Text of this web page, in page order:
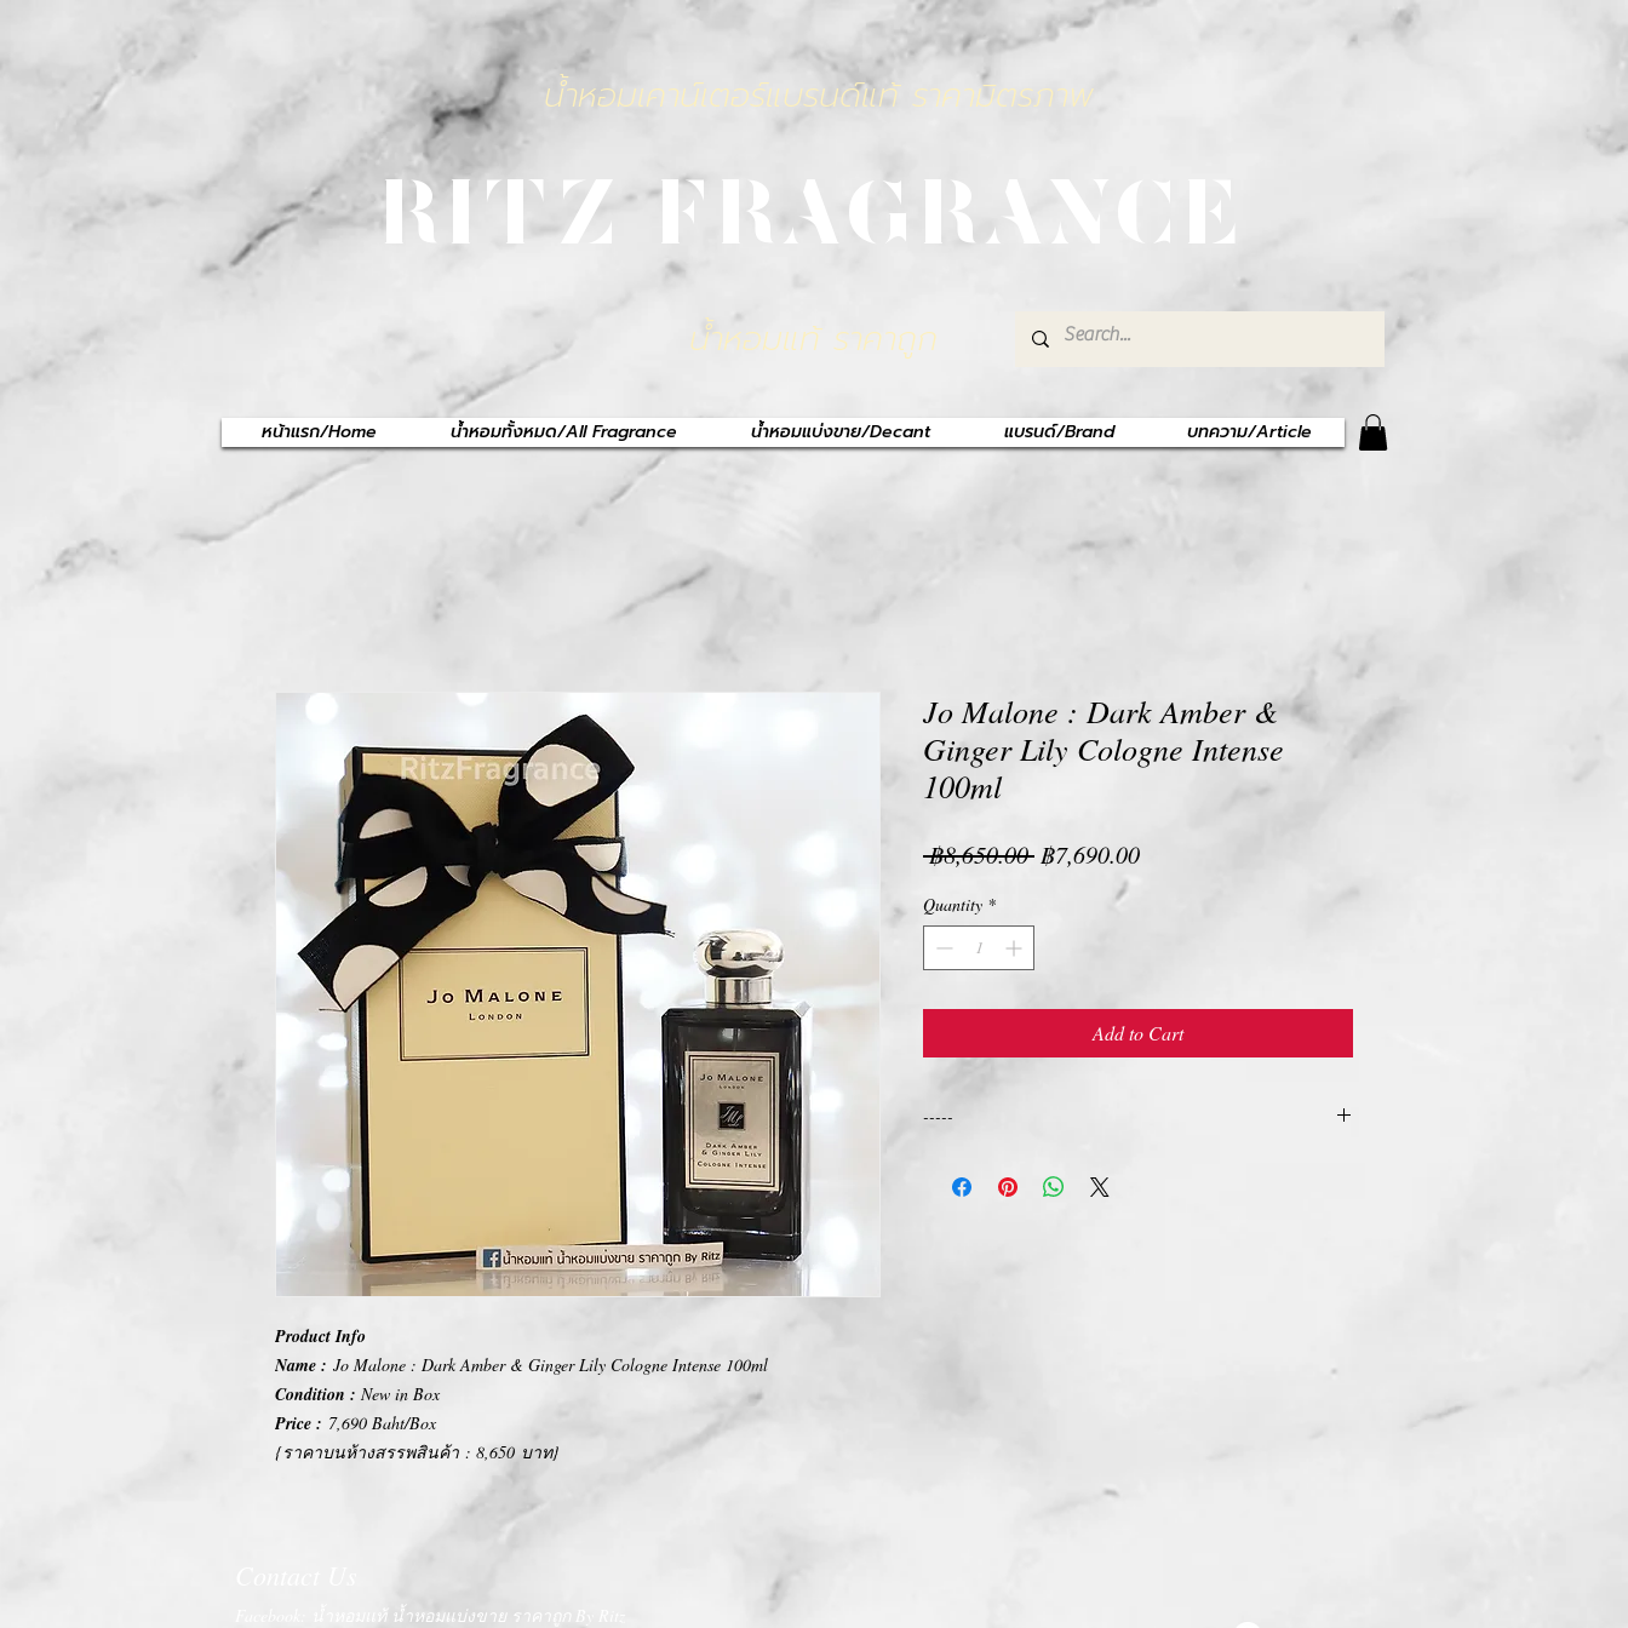
น้ำหอมเคาน์เตอร์แบรนด์แท้ ราคามิตรภาพ
RITZ FRAGRANCE
น้ำหอมแท้ ราคาถูก
หน้าแรก/Home น้ำหอมทั้งหมด/All Fragrance น้ำหอมแบ่งขาย/Decant แบรนด์/Brand บทความ/Article
Product Info
Name : Jo Malone : Dark Amber & Ginger Lily Cologne Intense 100ml
Condition : New in Box
Price : 7,690 Baht/Box
{ราคาบนห้างสรรพสินค้า : 8,650 บาท}
Jo Malone : Dark Amber &
Ginger Lily Cologne Intense
100ml
฿8,650.00 Regular
฿7,690.00Sale
Quantity *
Add to Cart
-----
ทางบริษัท ไม่มีนโยบายการรับ เปลี่ยน/คืน สินค้า ทุกรณี
Facebook: น้ำหอมแท้ น้ำหอมแบ่งขาย ราคาถูก By Ritz